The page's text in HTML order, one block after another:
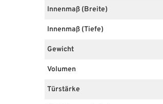
Innenmaß (Breite)
Innenmaß (Tiefe)
Gewicht
Volumen
Türstärke